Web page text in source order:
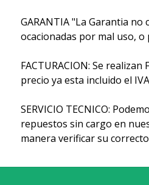
GARANTIA "La Garantia no
ocacionadas por mal uso,
FACTURACION: Se realizan
precio ya esta incluido el
SERVICIO TECNICO:
repuestos sin cargo en
manera verificar su